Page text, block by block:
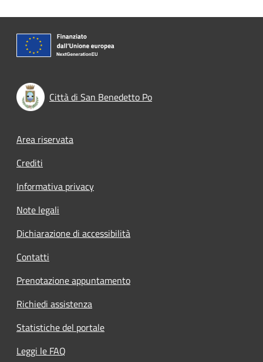
Città di San Benedetto Po
Footer menu
Area riservata
Crediti
Informativa privacy
Note legali
Dichiarazione di accessibilità
Contatti
Prenotazione appuntamento
Richiedi assistenza
Statistiche del portale
Leggi le FAQ